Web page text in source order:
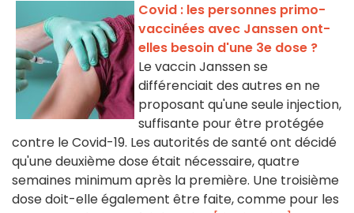
Covid : les personnes primo-
vaccinées avec Janssen ont-
elles besoin d'une 3e dose ?
Le vaccin Janssen se
différenciait des autres en ne
proposant qu'une seule injection,
suffisante pour être protégée
contre le Covid-19. Les autorités de santé ont décidé
qu'une deuxième dose était nécessaire, quatre
semaines minimum après la première. Une troisième
dose doit-elle également être faite, comme pour les